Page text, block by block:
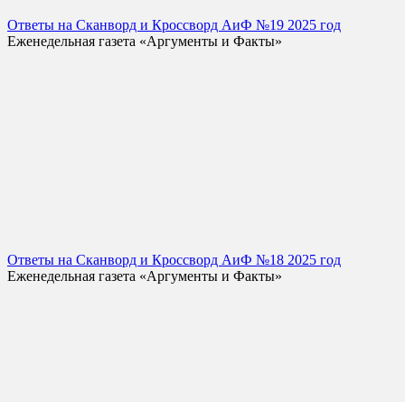
Ответы на Сканворд и Кроссворд АиФ №19 2025 год
Еженедельная газета «Аргументы и Факты»
Ответы на Сканворд и Кроссворд АиФ №18 2025 год
Еженедельная газета «Аргументы и Факты»